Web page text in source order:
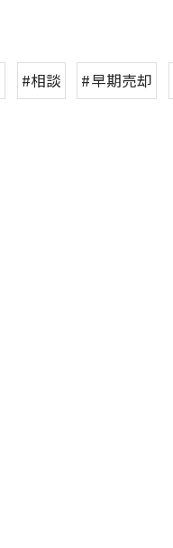
#相談 #早期売却